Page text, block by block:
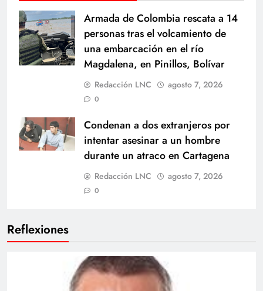
Reflexiones
Armada de Colombia rescata a 14
personas tras el volcamiento de
una embarcación en el río
Magdalena, en Pinillos, Bolívar
Redacción LNC agosto 7, 2026
0
Condenan a dos extranjeros por
intentar asesinar a un hombre
durante un atraco en Cartagena
Redacción LNC agosto 7, 2026
0